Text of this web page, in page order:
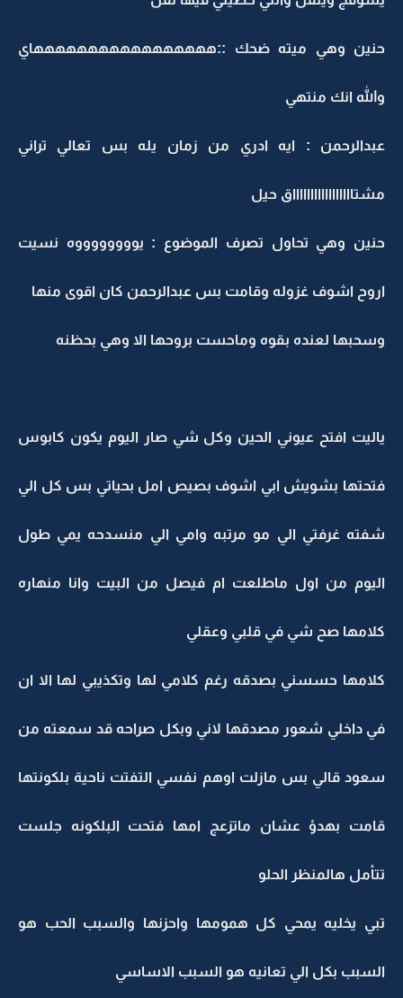
حنين وهي ميته ضحك ::هههههههههههههههههاي
والله انك منتهي
عبدالرحمن : ايه ادري من زمان يله بس تعالي تراني
مشتاااااااااااااااااق حيل
حنين وهي تحاول تصرف الموضوع : يووووووووه نسيت
اروح اشوف غزوله وقامت بس عبدالرحمن كان اقوى منها
وسحبها لعنده بقوه وماحست بروحها الا وهي بحظنه
ياليت افتح عيوني الحين وكل شي صار اليوم يكون كابوس
فتحتها بشويش ابي اشوف بصيص امل بحياتي بس كل الي
شفته غرفتي الي مو مرتبه وامي الي منسدحه يمي طول
اليوم من اول ماطلعت ام فيصل من البيت وانا منهاره
كلامها صح شي في قلبي وعقلي
كلامها حسسني بصدقه رغم كلامي لها وتكذيبي لها الا ان
في داخلي شعور مصدقها لاني وبكل صراحه قد سمعته من
سعود قالي بس مازلت اوهم نفسي التفتت ناحية بلكونتها
قامت بهدؤ عشان ماتزعج امها فتحت البلكونه جلست
تتأمل هالمنظر الحلو
تبي يخليه يمحي كل همومها واحزنها والسبب الحب هو
السبب بكل الي تعانيه هو السبب الاساسي